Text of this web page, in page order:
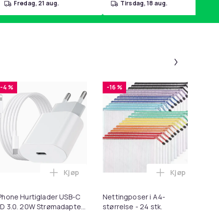
fredag, 21 aug. tirsdag, 18 aug.
i handlekurven
Macbook / Erstatningsadapter - MagSafe Gen 2 - 45W i
-4 %
Hurtiglader USB-C
3.0. 20W Strømadapter
Legg iPhone Hurtiglader USB-C PD 3.0.
Kjøp
-16 %
Nettingposer i A4-
størrelse - 24 stk.
Legg
Kjøp